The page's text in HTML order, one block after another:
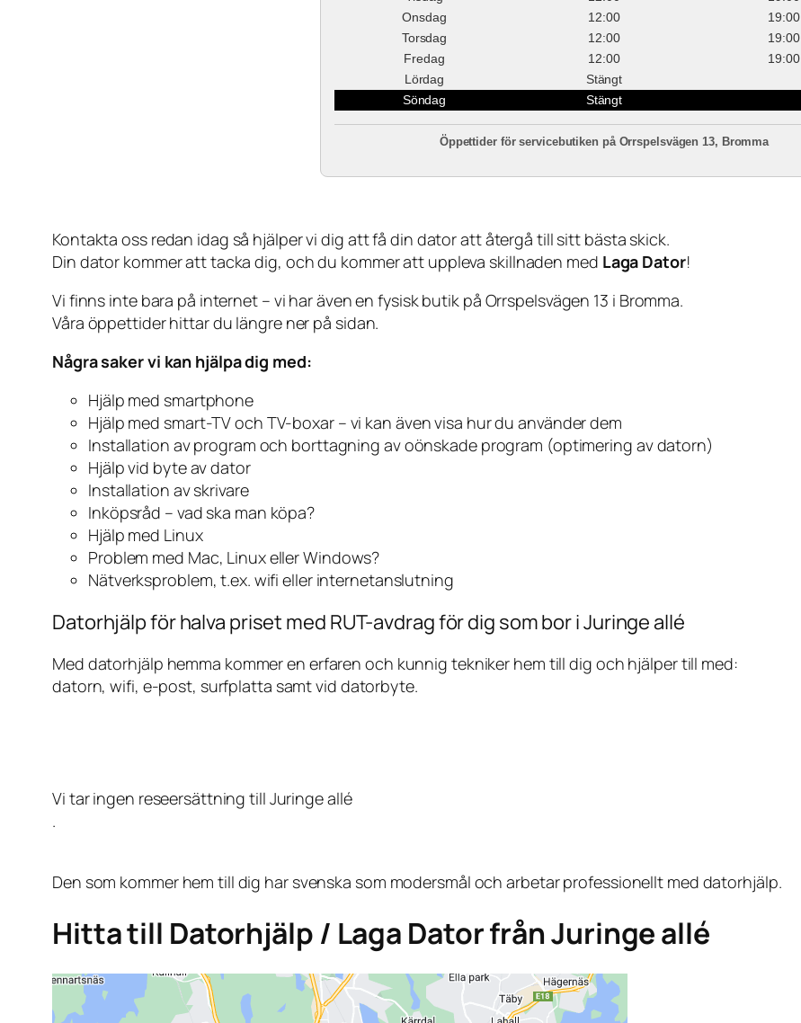
Onsdag
12:00
19:00
Torsdag
12:00
19:00
Fredag
12:00
19:00
Lördag
Stängt
Söndag
Stängt
Öppettider för servicebutiken på Orrspelsvägen 13, Bromma
Kontakta oss redan idag så hjälper vi dig att få din dator att återgå till sitt bästa skick.
Din dator kommer att tacka dig, och du kommer att uppleva skillnaden med Laga Dator!
Vi finns inte bara på internet – vi har även en fysisk butik på Orrspelsvägen 13 i Bromma.
Våra öppettider hittar du längre ner på sidan.
Några saker vi kan hjälpa dig med:
Hjälp med smartphone
Hjälp med smart-TV och TV-boxar – vi kan även visa hur du använder dem
Installation av program och borttagning av oönskade program (optimering av datorn)
Hjälp vid byte av dator
Installation av skrivare
Inköpsråd – vad ska man köpa?
Hjälp med Linux
Problem med Mac, Linux eller Windows?
Nätverksproblem, t.ex. wifi eller internetanslutning
Datorhjälp för halva priset med RUT-avdrag för dig som bor i Juringe allé
Med datorhjälp hemma kommer en erfaren och kunnig tekniker hem till dig och hjälper till med:
datorn, wifi, e-post, surfplatta samt vid datorbyte.
Vi tar ingen reseersättning till Juringe allé
.
Den som kommer hem till dig har svenska som modersmål och arbetar professionellt med datorhjälp.
Hitta till Datorhjälp / Laga Dator från Juringe allé